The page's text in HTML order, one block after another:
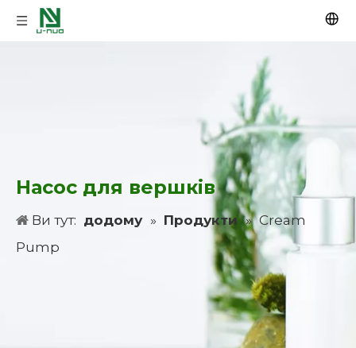
Насос для вершків
Ви тут: додому » Продукти » Cream
Pump